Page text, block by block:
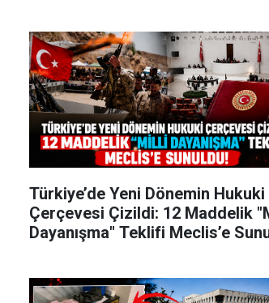
Türkiye’de Yeni Dönemin Hukuki
Çerçevesi Çizildi: 12 Maddelik
Dayanışma" Teklifi Meclis’e